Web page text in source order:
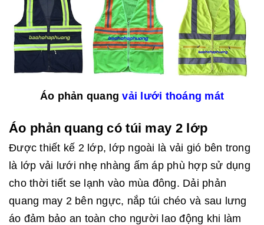
Áo phản quangvải lưới thoáng mát
Áo phản quang có túi may 2 lớp
Được thiết kế 2 lớp, lớp ngoài là vải gió bên trong
là lớp vải lưới nhẹ nhàng ấm áp phù hợp sử dụng
cho thời tiết se lạnh vào mùa đông. Dải phản
quang may 2 bên ngực, nắp túi chéo và sau lưng
áo đảm bảo an toàn cho người lao động khi làm